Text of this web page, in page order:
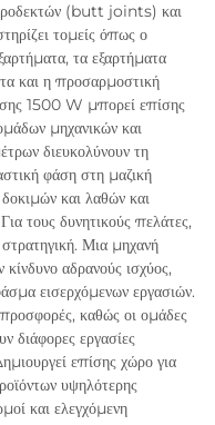
(butt joints) και
τομείς όπως ο
τα εξαρτήματα
και η προσαρμοστική
1500 W μπορεί επίσης
μηχανικών και
διευκολύνουν τη
φάση στη μαζική
και λαθών και
τους δυνητικούς πελάτες,
στρατηγική. Μια μηχανή
αδρανούς ισχύος,
εισερχόμενων εργασιών.
καθώς οι ομάδες
διάφορες εργασίες
επίσης χώρο για
υψηλότερης
και ελεγχόμενη